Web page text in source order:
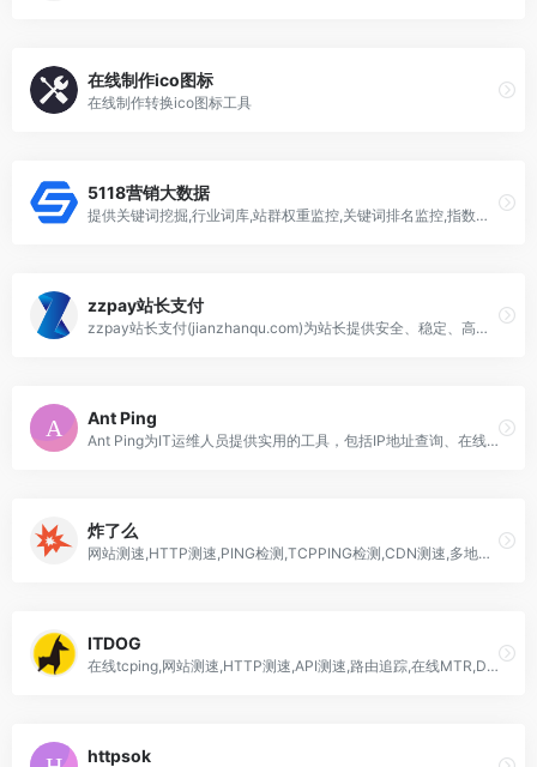
在线制作ico图标
在线制作转换ico图标工具
5118营销大数据
提供关键词挖掘,行业词库,站群权重监控,关键词排名监控,指数词,流量词挖掘工具等排名工作人员必备百度站长工具平台
zzpay站长支付
zzpay站长支付(jianzhanqu.com)为站长提供安全、稳定、高效的支付服务，费率最低0.3%，支持手机及电脑双端挂机监控回调，超强稳定！
Ant Ping
Ant Ping为IT运维人员提供实用的工具，包括IP地址查询、在线Ping、在线TCP、网站测速、HTTP测速、API测速、路由追踪、DNS查询等。
炸了么
网站测速,HTTP测速,PING检测,TCPPING检测,CDN测速,多地区网站测速,网络拨测工具
ITDOG
在线tcping,网站测速,HTTP测速,API测速,路由追踪,在线MTR,DNS查询
httpsok